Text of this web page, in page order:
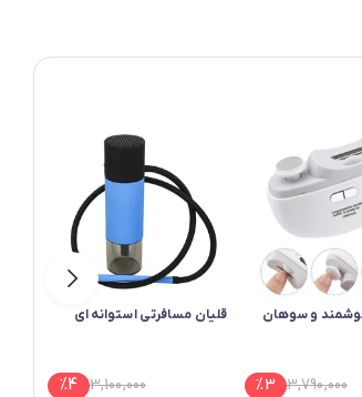
و سوهان
3,790,000
%3
قلیان مسافرتی استوانه ای
3,100,000
%4